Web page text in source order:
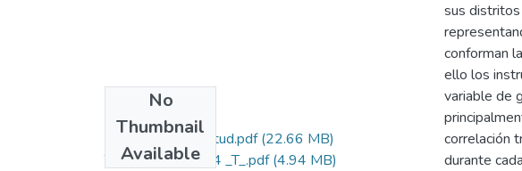
No
Thumbnail
Available
Grado de Similitud.pdf(22.66 MB)
T036_ 73522844 _T_.pdf(4.94 MB)
sus
conforman
ello los
variable de
correlación
durante